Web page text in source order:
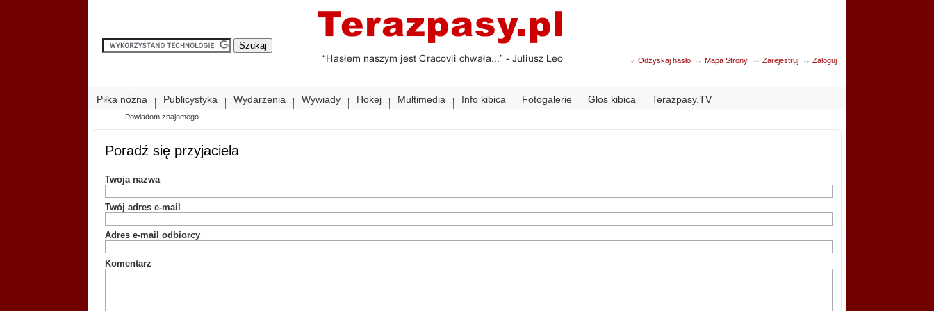
Odzyskaj hasło Mapa Strony Zarejestruj Zaloguj
Piłka nożna Publicystyka Wydarzenia Wywiady Hokej Multimedia Info kibica Fotogalerie Głos kibica Terazpasy.TV
Powiadom znajomego
Poradź się przyjaciela
Twoja nazwa
Twój adres e-mail
Adres e-mail odbiorcy
Komentarz